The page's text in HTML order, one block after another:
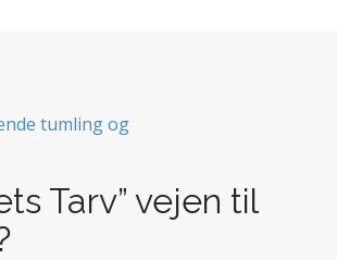
Tarv” vejen til